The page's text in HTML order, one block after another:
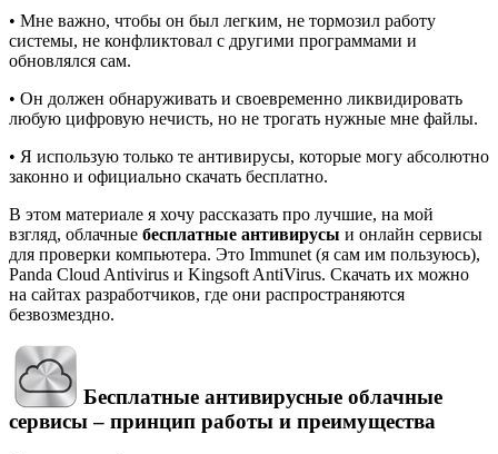
• Мне важно, чтобы он был легким, не тормозил работу
системы, не конфликтовал с другими программами и
обновлялся сам.
• Он должен обнаруживать и своевременно ликвидировать
любую цифровую нечисть, но не трогать нужные мне файлы.
• Я использую только те антивирусы, которые могу абсолютно
законно и официально скачать бесплатно.
В этом материале я хочу рассказать про лучшие, на мой
взгляд, облачные бесплатные антивирусы и онлайн сервисы
для проверки компьютера. Это Immunet (я сам им пользуюсь),
Panda Cloud Antivirus и Kingsoft AntiVirus. Скачать их можно
на сайтах разработчиков, где они распространяются
безвозмездно.
Бесплатные антивирусные облачные
сервисы – принцип работы и преимущества